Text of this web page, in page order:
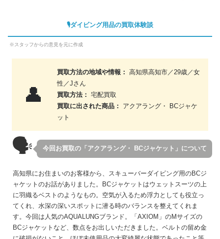
🎙ダイビング用品の買取体験談
※スタッフからの意見を元に作成
👤
買取方法の地域や情報： 高知県高知市／29歳／女
性／Jさん
買取方法： 宅配買取
買取に出された商品：
アクアラング・ BCジャケ
ット
🗣 今回お買取の「アクアラング・ BCジャケット」について
高知県にお住まいのお客様から、スキューバーダイビング用のBCジ
ャケットのお話がありました。BCジャケットはウェットスーツの上
に羽織るベストのようなもの。空気が入るため浮力としても役立っ
てくれ、水深の深いスポットに潜る時のバランスを整えてくれま
す。今回は人気のAQUALUNGブランド。「AXIOM」のMサイズの
BCジャケットなど、数点をお出しいただきました。ベルトの留め金